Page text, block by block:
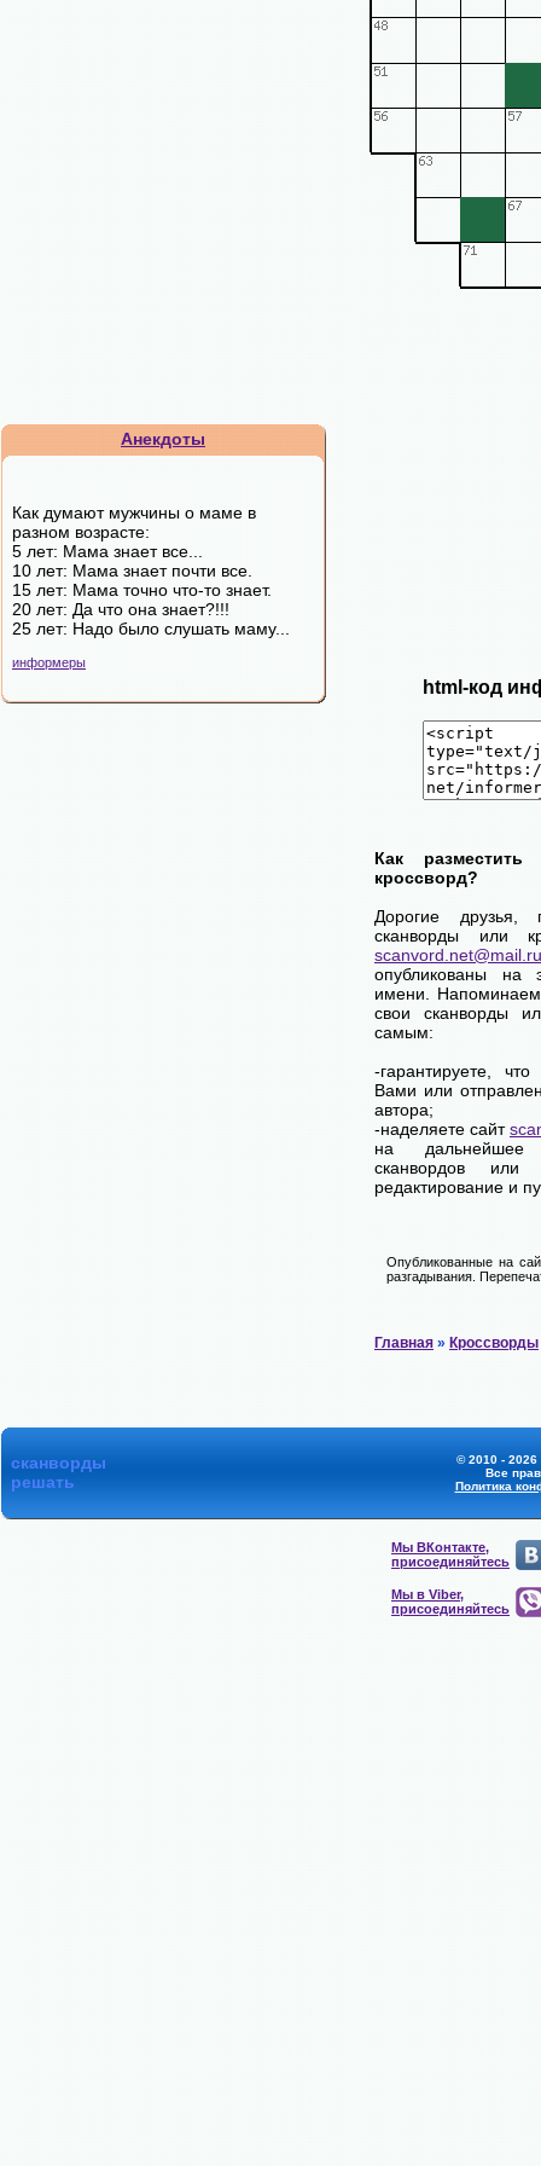
Анекдоты
Как думают мужчины о маме в
разном возрасте:
5 лет: Мама знает все...
10 лет: Мама знает почти все.
15 лет: Мама точно что-то знает.
20 лет: Да что она знает?!!!
25 лет: Надо было слушать маму...
информеры
html-код
Как
кроссворд?
Дорогие друзья,
сканворды или
scanvord.net@mail.ru
опубликованы на
имени.
свои сканворды
самым:
-гарантируете,
Вами или
автора;
-наделяете сайт
на дальнейшее
сканвордов или
редактирование и
Опубликованные на
разгадывания.
Главная » Кроссворды
сканворды
решать
© 2010 -
Все
Политика
Мы ВКонтакте,
присоединяйтесь
Мы в Viber,
присоединяйтесь